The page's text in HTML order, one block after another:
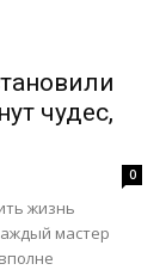
чудес,
0
жизнь
мастер